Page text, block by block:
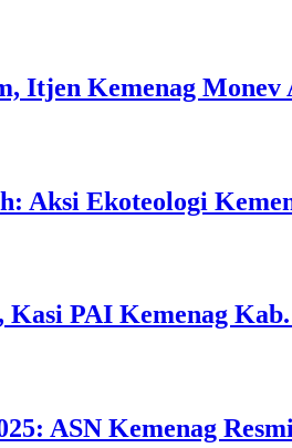
Itjen Kemenag Monev
Aksi Ekoteologi
Kasi PAI Kemenag
ASN Kemenag